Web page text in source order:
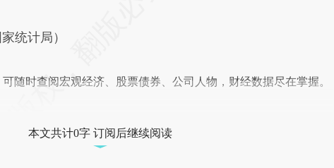
统计局）
可随时查阅宏观经济、股票债券、公司人物，财经数据尽在掌握。
本文共计0字 订阅后继续阅读